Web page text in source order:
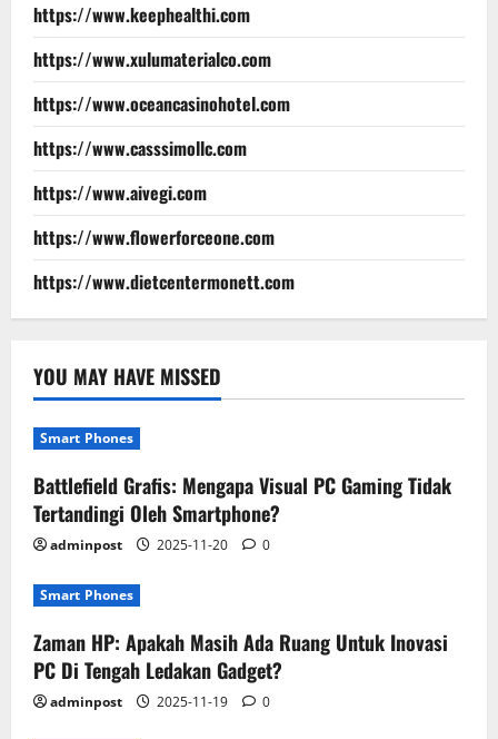
https://www.keephealthi.com
https://www.xulumaterialco.com
https://www.oceancasinohotel.com
https://www.casssimollc.com
https://www.aivegi.com
https://www.flowerforceone.com
https://www.dietcentermonett.com
YOU MAY HAVE MISSED
Smart Phones
Battlefield Grafis: Mengapa Visual PC Gaming Tidak
Tertandingi Oleh Smartphone?
adminpost 2025-11-20 0
Smart Phones
Zaman HP: Apakah Masih Ada Ruang Untuk Inovasi
PC Di Tengah Ledakan Gadget?
adminpost 2025-11-19 0